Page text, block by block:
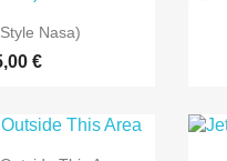
rapide
Nasa)
€